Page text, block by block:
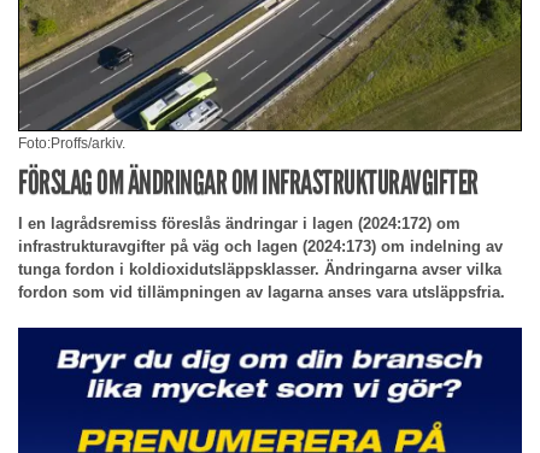
Foto:Proffs/arkiv.
FÖRSLAG OM ÄNDRINGAR OM INFRASTRUKTURAVGIFTER
I en lagrådsremiss föreslås ändringar i lagen (2024:172) om
infrastrukturavgifter på väg och lagen (2024:173) om indelning av
tunga fordon i koldioxidutsläppsklasser. Ändringarna avser vilka
fordon som vid tillämpningen av lagarna anses vara utsläppsfria.